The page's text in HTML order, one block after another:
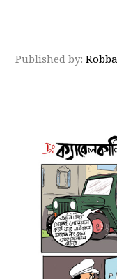
Published by: